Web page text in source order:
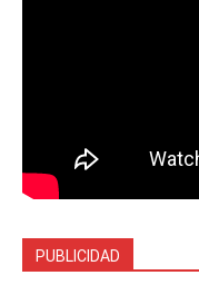
PUBLICIDAD